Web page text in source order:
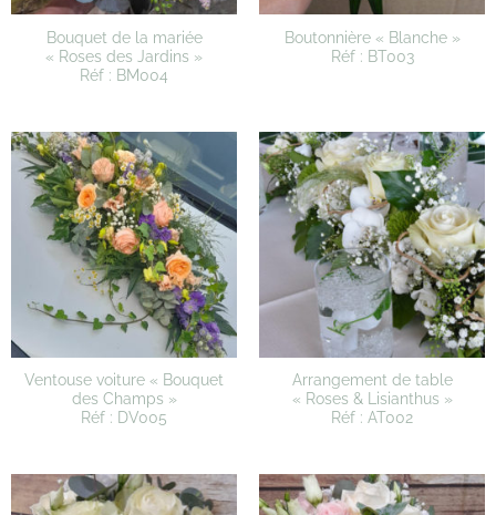
Bouquet de la mariée
« Roses des Jardins »
Réf : BM004
Boutonnière « Blanche »
Réf : BT003
Ventouse voiture « Bouquet
des Champs »
Réf : DV005
Arrangement de table
« Roses & Lisianthus »
Réf : AT002